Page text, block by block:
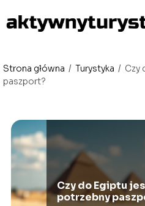
Strona główna / Turystyka / Czy
paszport?
Czy do Egiptu
potrzebny